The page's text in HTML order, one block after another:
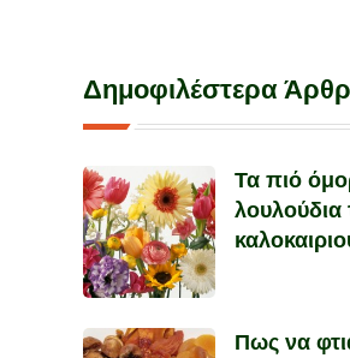
Δημοφιλέστερα
Τα πιό
λουλούδια
Πως να